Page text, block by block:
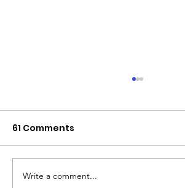
61 Comments
Write a comment...